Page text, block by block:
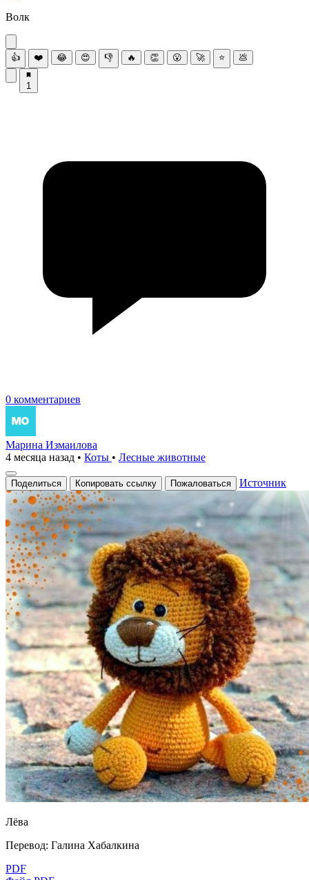
Волк
👍 ❤️ 😂 😍 👎 🔥 👏 😮 🚀 ⭐ 💩
1
0 комментариев
Марина Измаилова
4 месяца назад • Коты • Лесные животные
Поделиться Копировать ссылку Пожаловаться Источник
Лёвa
Перевод: Галина Хабалкинa
PDF